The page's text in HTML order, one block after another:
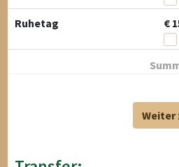
Ruhetag €
Weiter